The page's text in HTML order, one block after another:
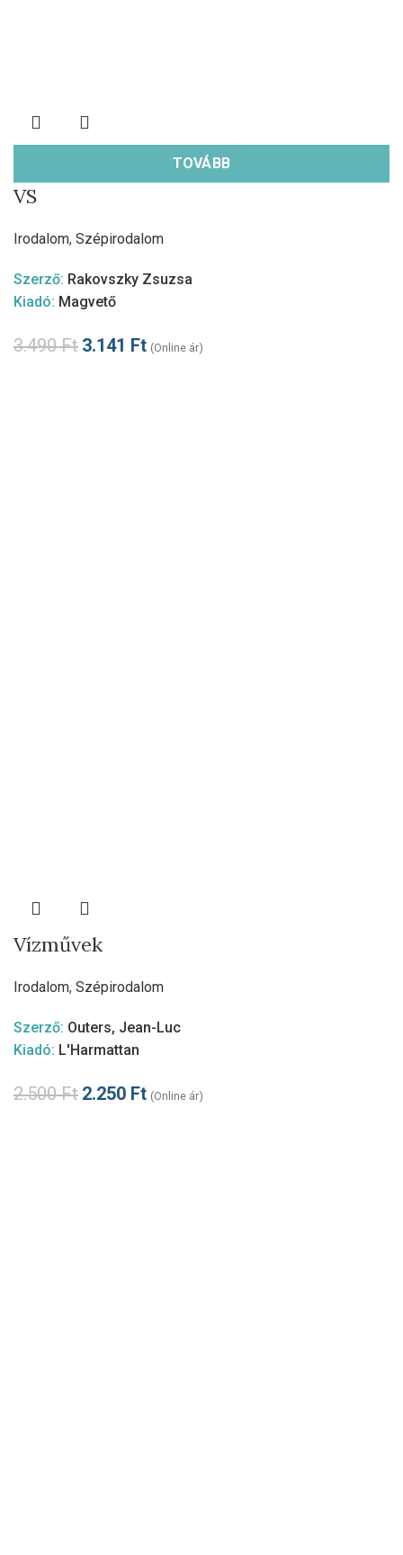
TOVÁBB
VS
Irodalom, Szépirodalom
Szerző: Rakovszky Zsuzsa
Kiadó: Magvető
3.490Ft 3.141 Ft (Online ár)
Vízművek
Irodalom, Szépirodalom
Szerző: Outers, Jean-Luc
Kiadó: L'Harmattan
2.500Ft 2.250 Ft (Online ár)